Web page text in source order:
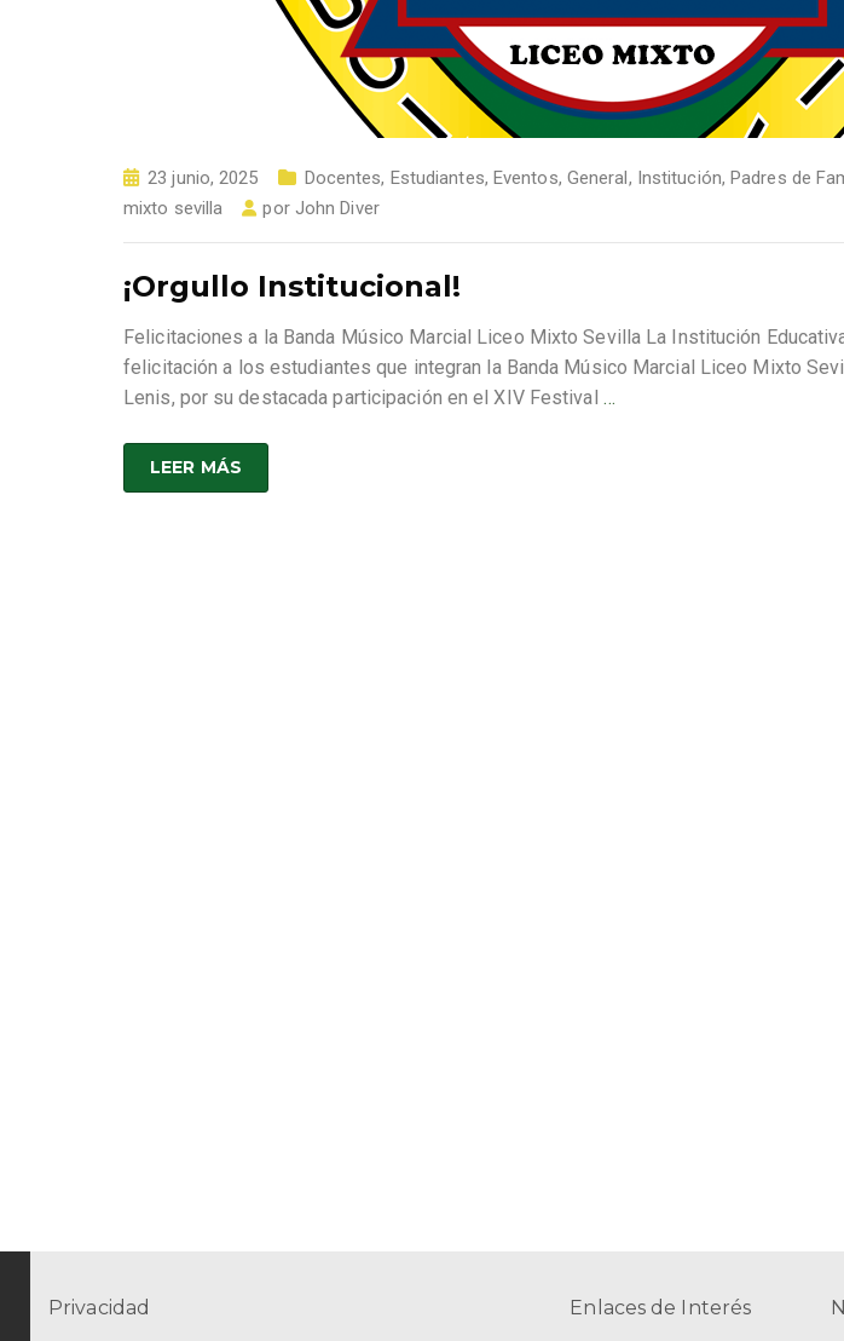
23 junio, 2025 Docentes, Estudiantes, Eventos, General, Institución,Padres de
mixto sevilla
por John Diver
¡Orgullo Institucional!
Felicitaciones a la Banda Músico Marcial Liceo Mixto Sevilla La Institución
felicitación a los estudiantes que integran la Banda Músico Marcial Liceo Mixto
Lenis, por su destacada participación en el XIV Festival …
LEER MÁS
Privacidad Enlaces de Interés